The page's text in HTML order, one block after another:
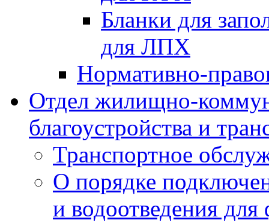
Бланки для
для ЛПХ
Нормативно-
Отдел жилищно-
благоустройства и
Транспортное
О порядке
и водоотведения